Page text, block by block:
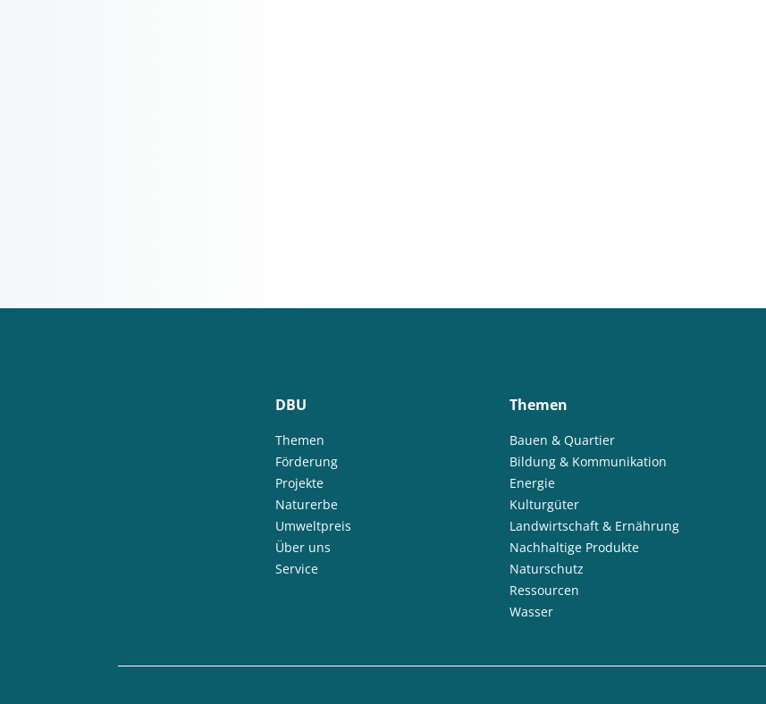
DBU
Themen
Förderung
Projekte
Naturerbe
Umweltpreis
Über uns
Service
Themen
Bauen & Quartier
Bildung & Kommunikation
Energie
Kulturgüter
Landwirtschaft & Ernährung
Nachhaltige Produkte
Naturschutz
Ressourcen
Wasser